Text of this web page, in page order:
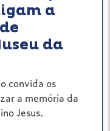
a
da
convida os
a memória da
Jesus.